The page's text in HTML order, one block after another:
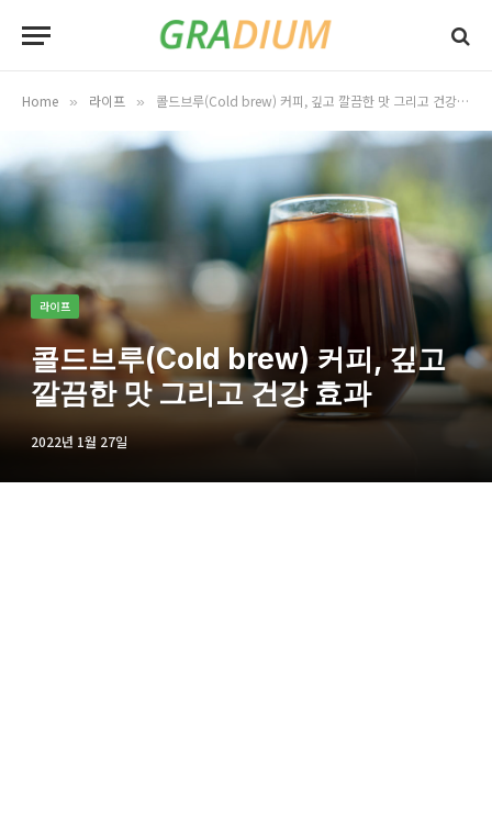
Home » 라이프 » 콜드브루(Cold brew) 커피, 깊고 깔끔한 맛 그리고 건강 효과
라이프
콜드브루(Cold brew) 커피, 깊고
깔끔한 맛 그리고 건강 효과
2022년 1월 27일